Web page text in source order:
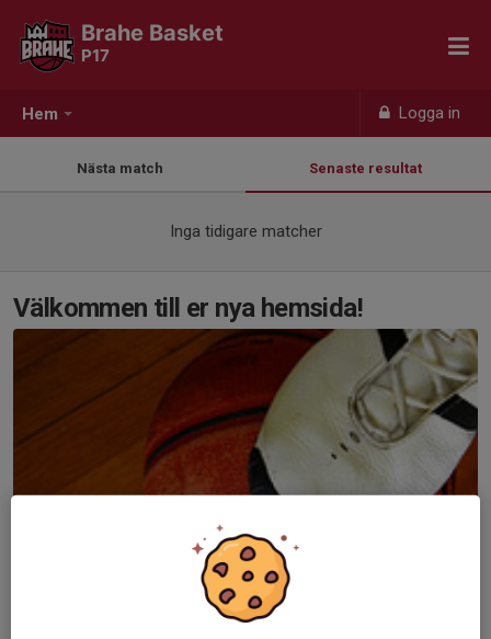
Hem Logga in
Brahe Basket
P17
Nästa match Senaste resultat
Inga tidigare matcher
Välkommen till er nya hemsida!